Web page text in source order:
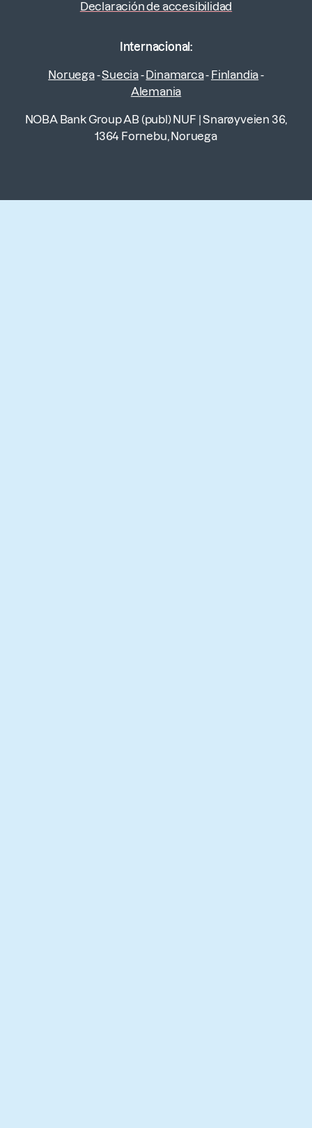
Declaración de accesibilidad
Internacional:
Noruega-Suecia-Dinamarca- Finlandia-
Alemania
NOBA Bank Group AB (publ) NUF |Snarøyveien 36,
1364 Fornebu, Noruega